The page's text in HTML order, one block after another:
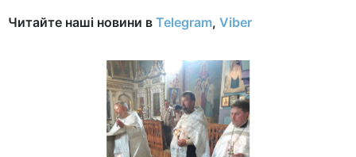
Читайте наші новини в Telegram, Viber